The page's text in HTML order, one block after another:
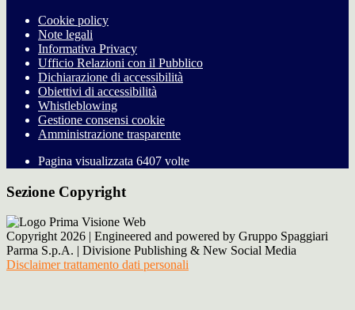
Cookie policy
Note legali
Informativa Privacy
Ufficio Relazioni con il Pubblico
Dichiarazione di accessibilità
Obiettivi di accessibilità
Whistleblowing
Gestione consensi cookie
Amministrazione trasparente
Pagina visualizzata 6407 volte
Sezione Copyright
Copyright 2026 | Engineered and powered by Gruppo Spaggiari
Parma S.p.A. | Divisione Publishing & New Social Media
Disclaimer trattamento dati personali